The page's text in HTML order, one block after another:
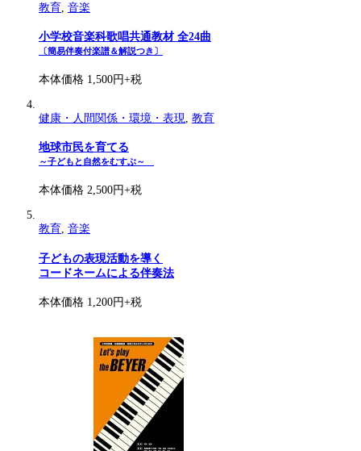
教育 音楽
小学校音楽科歌唱共通教材 全24曲
〔簡易伴奏付楽譜＆解説つき〕
本体価格 1,500円+税
健康・人間関係・環境・表現 教育
地球市民を育てる
～子どもと自然をむすぶ～
本体価格 2,500円+税
教育, 音楽
子どもの表現活動を導く
コードネームによる伴奏法
本体価格 1,200円+税